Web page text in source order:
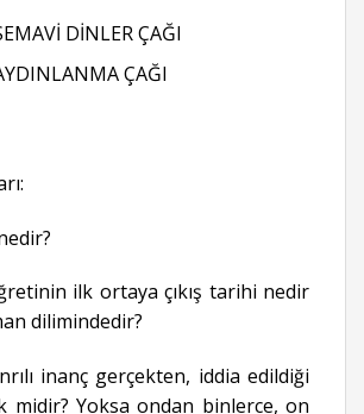
DİNLER ÇAĞI
ÇAĞI
ilk ortaya çıkış tarihi nedir
dilimindedir?
inanç gerçekten, iddia edildiği
midir? Yoksa ondan binlerce, on